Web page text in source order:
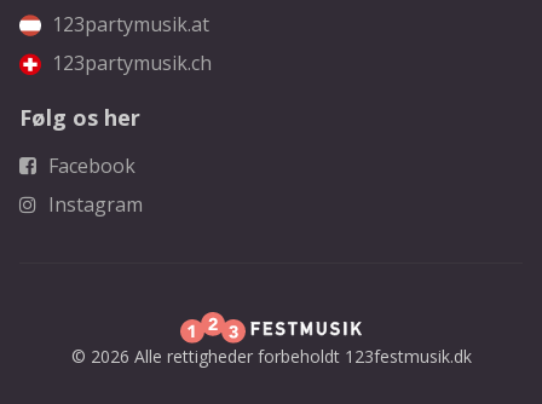
123partymusik.at
123partymusik.ch
Følg os her
Facebook
Instagram
© 2026 Alle rettigheder forbeholdt 123festmusik.dk